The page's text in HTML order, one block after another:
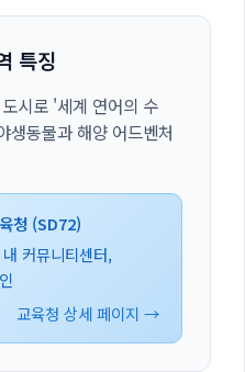
특징
시로 '세계 연어의 수
생동물과 해양 어드벤처
청 (SD72)
커뮤니티센터,
교육청 상세 페이지 →